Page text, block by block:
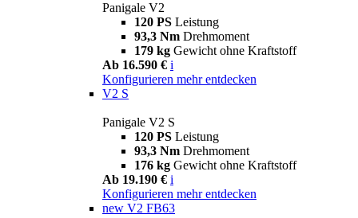
Panigale V2
120 PS Leistung
93,3 Nm Drehmoment
179 kg Gewicht ohne Kraftstoff
Ab 16.590 € i
Konfigurieren mehr entdecken
V2 S
Panigale V2 S
120 PS Leistung
93,3 Nm Drehmoment
176 kg Gewicht ohne Kraftstoff
Ab 19.190 € i
Konfigurieren mehr entdecken
new V2 FB63